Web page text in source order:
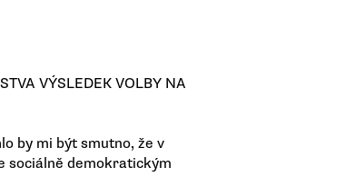
VÝSLEDEK VOLBY NA
by mi být smutno, že v
sociálně demokratickým